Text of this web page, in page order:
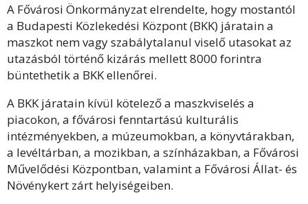
A Fővárosi Önkormányzat elrendelte, hogy mostantól
a Budapesti Közlekedési Központ (BKK) járatain a
maszkot nem vagy szabálytalanul viselő utasokat az
utazásból történő kizárás mellett 8000 forintra
büntethetik a BKK ellenőrei.
A BKK járatain kívül kötelező a maszkviselés a
piacokon, a fővárosi fenntartású kulturális
intézményekben, a múzeumokban, a könyvtárakban,
a levéltárban, a mozikban, a színházakban, a Fővárosi
Művelődési Központban, valamint a Fővárosi Állat- és
Növénykert zárt helyiségeiben.